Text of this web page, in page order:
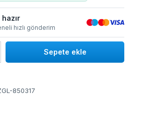
hızlı gönderim
İstediğiniz miktarı girin
850317